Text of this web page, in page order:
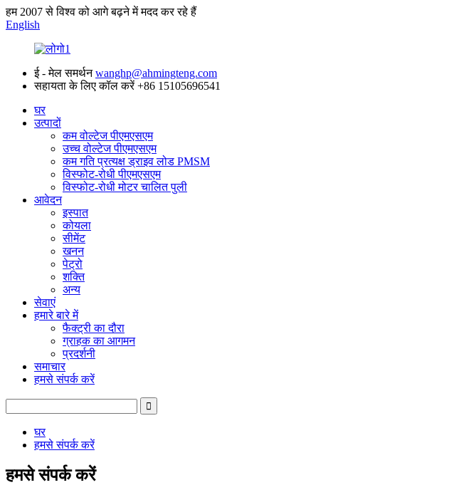
हम 2007 से विश्व को आगे बढ़ने में मदद कर रहे हैं
English
ई - मेल समर्थन wanghp@ahmingteng.com
सहायता के लिए कॉल करें +86 15105696541
घर
उत्पादों
कम वोल्टेज पीएमएसएम
उच्च वोल्टेज पीएमएसएम
कम गति प्रत्यक्ष ड्राइव लोड PMSM
विस्फोट-रोधी पीएमएसएम
विस्फोट-रोधी मोटर चालित पुली
आवेदन
इस्पात
कोयला
सीमेंट
खनन
पेट्रो
शक्ति
अन्य
सेवाएं
हमारे बारे में
फैक्ट्री का दौरा
ग्राहक का आगमन
प्रदर्शनी
समाचार
हमसे संपर्क करें
घर
हमसे संपर्क करें
हमसे संपर्क करें